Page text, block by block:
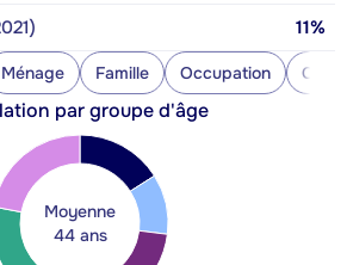
11%
Ménage Famille Occupation
par groupe d'âge
Moyenne
44 ans